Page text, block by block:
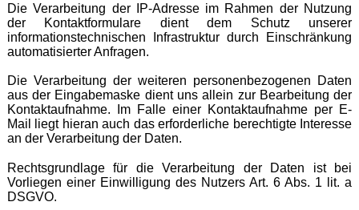
Die Verarbeitung der IP-Adresse im Rahmen der Nutzung
der Kontaktformulare dient dem Schutz unserer
informationstechnischen Infrastruktur durch Einschränkung
automatisierter Anfragen.
Die Verarbeitung der weiteren personenbezogenen Daten
aus der Eingabemaske dient uns allein zur Bearbeitung der
Kontaktaufnahme. Im Falle einer Kontaktaufnahme per E-
Mail liegt hieran auch das erforderliche berechtigte Interesse
an der Verarbeitung der Daten.
Rechtsgrundlage für die Verarbeitung der Daten ist bei
Vorliegen einer Einwilligung des Nutzers Art. 6 Abs. 1 lit. a
DSGVO.